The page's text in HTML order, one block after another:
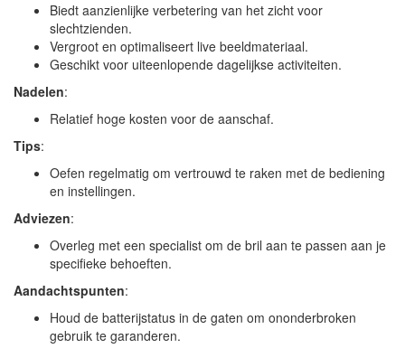
Biedt aanzienlijke verbetering van het zicht voor
slechtzienden.
Vergroot en optimaliseert live beeldmateriaal.
Geschikt voor uiteenlopende dagelijkse activiteiten.
Nadelen:
Relatief hoge kosten voor de aanschaf.
Tips:
Oefen regelmatig om vertrouwd te raken met de bediening
en instellingen.
Adviezen:
Overleg met een specialist om de bril aan te passen aan je
specifieke behoeften.
Aandachtspunten:
Houd de batterijstatus in de gaten om ononderbroken
gebruik te garanderen.